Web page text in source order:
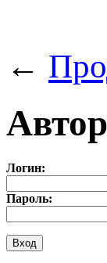
←
Логин:
Пароль: